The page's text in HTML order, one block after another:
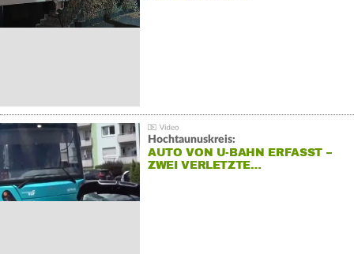
Hochtaunuskreis:
AUTO VON U-BAHN ERFASST –
ZWEI VERLETZTE…